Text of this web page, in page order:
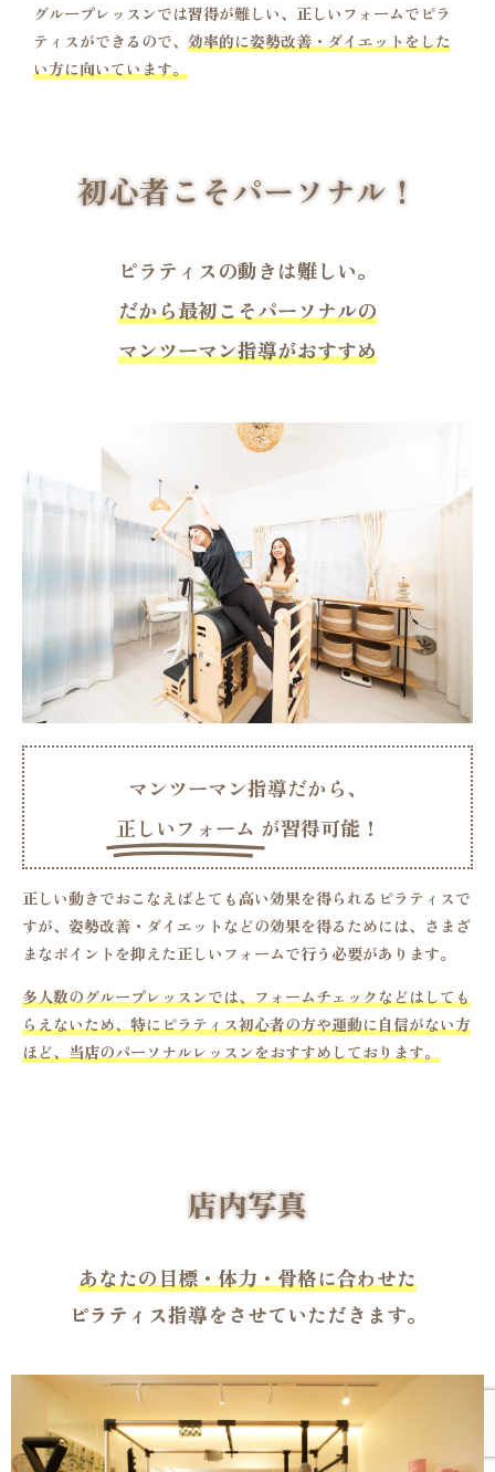
グループレッスンでは習得が難しい、正しいフォームでピラ
ティスができるので、 効率的に姿勢改善・ダイエットをした
い方に向いています。
初心者こそパーソナル！
ピラティスの動きは難しい。
だから最初こそパーソナルの
マンツーマン指導がおすすめ
マンツーマン指導だから、
正しいフォーム が習得可能！
正しい動きでおこなえばとても高い効果を得られるピラティスで
すが、姿勢改善・ダイエットなどの効果を得るためには、さまざ
まなポイントを抑えた正しいフォームで行う必要があります。
多人数のグループレッスンでは、フォームチェックなどはしても
らえないため、特にピラティス初心者の方や運動に自信がない方
ほど、当店のパーソナルレッスンをおすすめしております。
店内写真
あなたの目標・体力・骨格に合わせた
ピラティス指導をさせていただきます。
＼ 体験レッスン０円キャンペーン中／
１分で簡単LINEで体験申込み